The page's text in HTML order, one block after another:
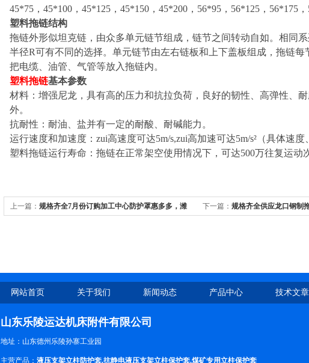
45*75，45*100，45*125，45*150，45*200，56*95，56*125，56*175
塑料拖链结构
拖链外形似坦克链，由众多单元链节组成，链节之间转动自如。相同
半径R可有不同的选择。单元链节由左右链板和上下盖板组成，拖链
把电缆、油管、气管等放入拖链内。
塑料拖链基本参数
材料：增强尼龙，具有高的压力和抗拉负荷，良好的韧性、高弹性、
外。
抗耐性：耐油、盐并有一定的耐酸、耐碱能力。
运行速度和加速度：zui高速度可达5m/s,zui高加速可达5m/s²（具体速度
塑料拖链运行寿命：拖链在正常架空使用情况下，可达500万往复运动
上一篇： 规格齐全7月份订购加工中心防护罩惠多多，潍 下一篇： 规格齐全供应龙口钢制
网站首页 关于我们 新闻动态 产品中心 技术文章
山东乐陵运达机床附件有限公司
地址：山东德州乐陵孙寨工业园
主营产品： 液压支架立柱防护套,抗静电液压支架立柱保护套,煤矿专用立柱保护套